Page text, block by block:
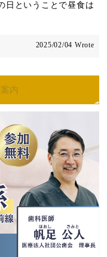
日ということで昼食は
2025/02/04 Wrote
内